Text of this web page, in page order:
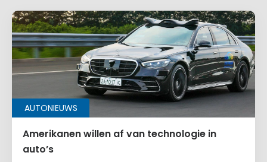
AUTONIEUWS
Amerikanen willen af van technologie in
auto’s